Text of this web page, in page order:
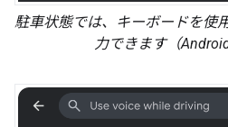
駐車状態では、キーボードを使
力できます（